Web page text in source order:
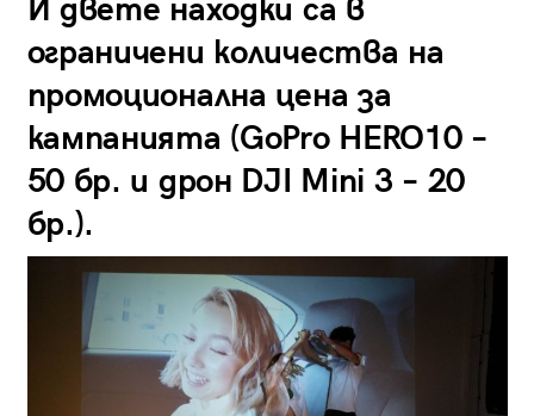
И двете находки са в
ограничени количества на
промоционална цена за
кампанията (GoPro HERO10 –
50 бр. и дрон DJI Mini 3 – 20
бр.).